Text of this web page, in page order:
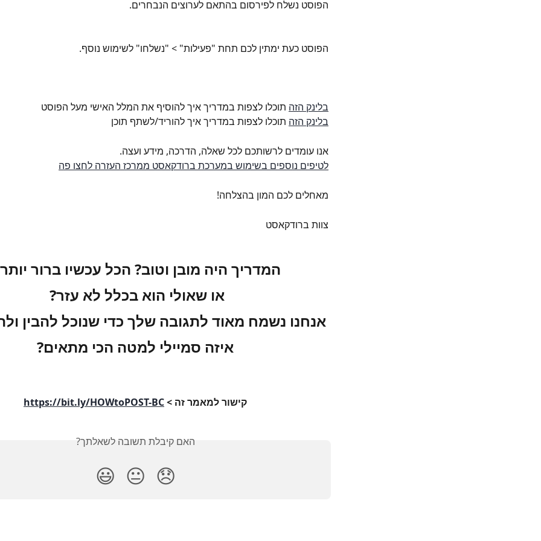
הפוסט נשלח לפירסום בהתאם לערוצים הנבחרים.
הפוסט כעת ימתין לכם תחת "פעילות" > "נשלחו" לשימוש נוסף.
בלינק הזה תוכלו לצפות במדריך איך להוסיף את המלל האישי מעל הפוסט
בלינק הזה תוכלו לצפות במדריך איך להוריד/לשתף תוכן
אנו עומדים לרשותכם לכל שאלה, הדרכה, מידע ועצה.
לטיפים נוספים בשימוש במערכת ברודקאסט ממרכז העזרה לחצו פה
מאחלים לכם המון בהצלחה!
צוות ברודקאסט
המדריך היה מובן וטוב? הכל עכשיו ברור
או שאולי הוא בכלל לא עזר?
אנחנו נשמח מאוד לתגובה שלך כדי שנוכל להבין
איזה סמיילי למטה הכי מתאים?
קישור למאמר זה > https://bit.ly/HOWtoPOST-BC
האם קיבלת תשובה לשאלתך?
😞
😐
😃